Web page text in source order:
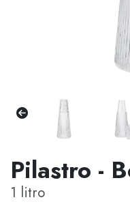
Pilastro -
1 litro